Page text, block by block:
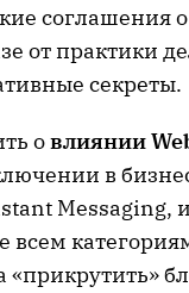
соглашения
от практики
секреты.
овлиянии
в
Messaging,
всем
«прикрутить»